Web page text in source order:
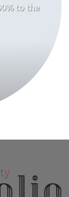
to the